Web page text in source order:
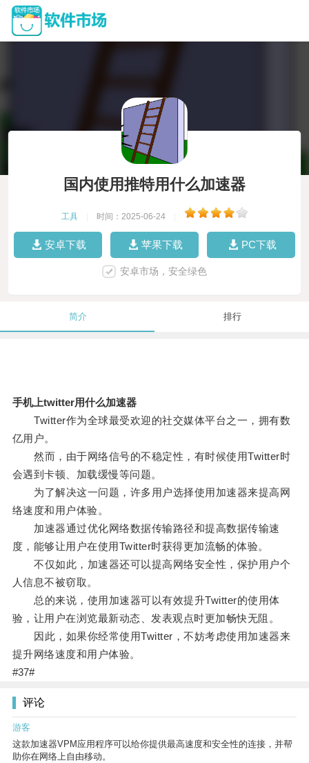
国内使用推特用什么加速器
工具 时间：2025-06-24
安卓下载 苹果下载 PC下载
安卓市场，安全绿色
简介 排行
手机上twitter用什么加速器
Twitter作为全球最受欢迎的社交媒体平台之一，拥有数
亿用户。
然而，由于网络信号的不稳定性，有时候使用Twitter时
会遇到卡顿、加载缓慢等问题。
为了解决这一问题，许多用户选择使用加速器来提高网
络速度和用户体验。
加速器通过优化网络数据传输路径和提高数据传输速
度，能够让用户在使用Twitter时获得更加流畅的体验。
不仅如此，加速器还可以提高网络安全性，保护用户个
人信息不被窃取。
总的来说，使用加速器可以有效提升Twitter的使用体
验，让用户在浏览最新动态、发表观点时更加畅快无阻。
因此，如果你经常使用Twitter，不妨考虑使用加速器来
提升网络速度和用户体验。
#37#
评论
游客
这款加速器VPM应用程序可以给你提供最高速度和安全性的连接，并帮
助你在网络上自由移动。